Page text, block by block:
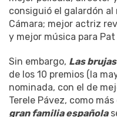
consiguió el galardón
Cámara; mejor actriz
y mejor música para
Sin embargo, Las
de los 10 premios (la
nominada, con el de
Terele Pávez, como
gran familia española